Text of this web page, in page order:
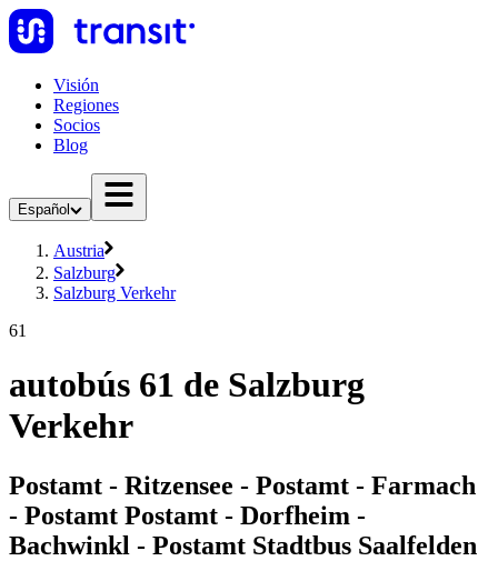
Visión
Regiones
Socios
Blog
Español
Austria
Salzburg
Salzburg Verkehr
61
autobús 61 de Salzburg
Verkehr
Postamt - Ritzensee - Postamt - Farmach
- Postamt Postamt - Dorfheim -
Bachwinkl - Postamt Stadtbus Saalfelden